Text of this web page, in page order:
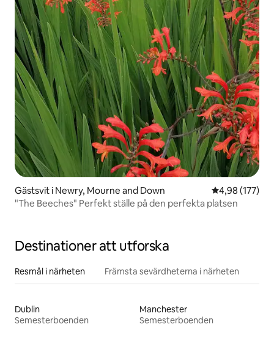
Gästsvit i Newry, Mourne and Down 4,98 av 5 i
4,98 (177)
"The Beeches" Perfekt ställe på den perfekta platsen
Destinationer att utforska
Resmål i närheten Främsta sevärdheterna i närheten
Dublin
Semesterboenden
Manchester
Semesterboenden